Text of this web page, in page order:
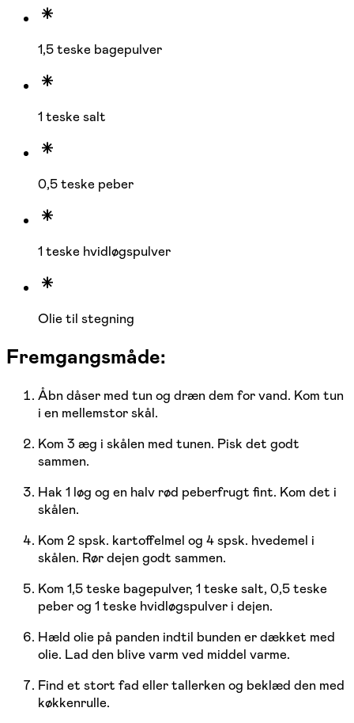
1,5 teske bagepulver
1 teske salt
0,5 teske peber
1 teske hvidløgspulver
Olie til stegning
Fremgangsmåde:
Åbn dåser med tun og dræn dem for vand. Kom tun
i en mellemstor skål.
Kom 3 æg i skålen med tunen. Pisk det godt
sammen.
Hak 1 løg og en halv rød peberfrugt fint. Kom det i
skålen.
Kom 2 spsk. kartoffelmel og 4 spsk. hvedemel i
skålen. Rør dejen godt sammen.
Kom 1,5 teske bagepulver, 1 teske salt, 0,5 teske
peber og 1 teske hvidløgspulver i dejen.
Hæld olie på panden indtil bunden er dækket med
olie. Lad den blive varm ved middel varme.
Find et stort fad eller tallerken og beklæd den med
køkkenrulle.